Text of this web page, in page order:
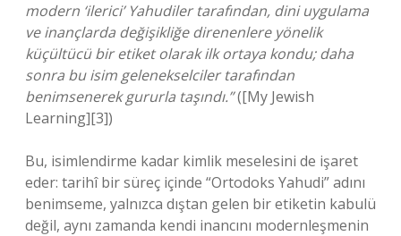
modern ‘ilerici’ Yahudiler tarafından, dini uygulama
ve inançlarda değişikliğe direnenlere yönelik
küçültücü bir etiket olarak ilk ortaya kondu; daha
sonra bu isim gelenekselciler tarafından
benimsenerek gururla taşındı.”([My Jewish
Learning][3])
Bu, isimlendirme kadar kimlik meselesini de işaret
eder: tarihî bir süreç içinde “Ortodoks Yahudi” adını
benimseme, yalnızca dıştan gelen bir etiketin kabulü
değil, aynı zamanda kendi inancını modernleşmenin